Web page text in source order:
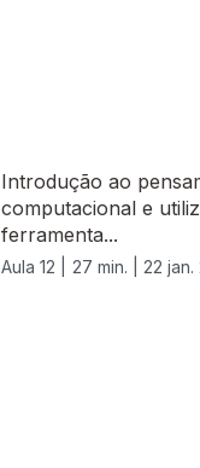
Introdução ao
computacional e
ferramenta...
Aula 12 | 27 min. | 22 jan.